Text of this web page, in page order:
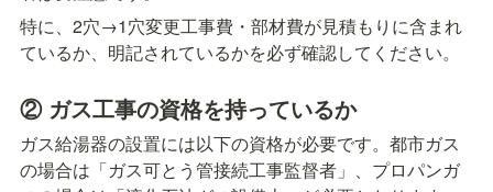
特に、2穴→1穴変更工事費・部材費が見積もりに含まれ
ているか、明記されているかを必ず確認してください。
② ガス工事の資格を持っているか
ガス給湯器の設置には以下の資格が必要です。都市ガス
の場合は「ガス可とう管接続工事監督者」、プロパンガ